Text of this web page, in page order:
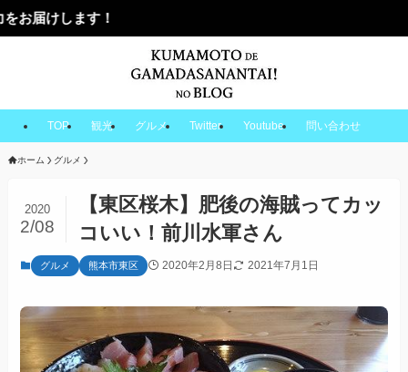
TOP 観光 グルメ Twitter Youtube 問い合わせ
ホーム グルメ
【東区桜木】肥後の海賊ってカッ
コいい！前川水軍さん
2020
2/08
グルメ 熊本市東区 2020年2月8日 2021年7月1日